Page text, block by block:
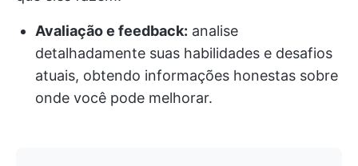
Avaliação e feedback: analise
detalhadamente suas habilidades e desafios
atuais, obtendo informações honestas sobre
onde você pode melhorar.